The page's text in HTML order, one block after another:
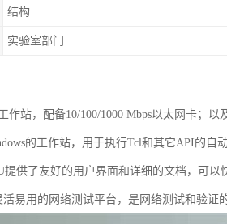
结构
实验室部门
作站，配备10/100/1000 Mbps以太网卡；
的工作站，用于执行Tcl和其它API的自动
提供了友好的用户界面和详细的文档，可
易用的网络测试平台，是网络测试和验证